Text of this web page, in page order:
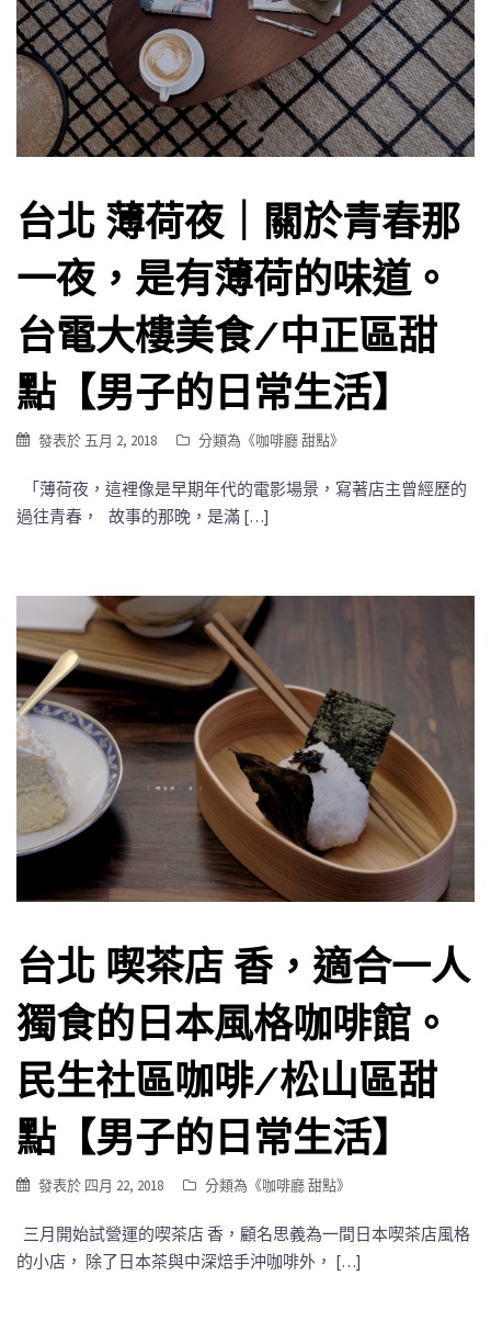
台北 薄荷夜｜關於青春那
一夜，是有薄荷的味道。
台電大樓美食/中正區甜
點【男子的日常生活】
發表於 五月 2, 2018 分類為《咖啡廳 甜點》
「薄荷夜，這裡像是早期年代的電影場景，寫著店主曾經歷的
過往青春， 故事的那晚，是滿 […]
台北 喫茶店 香，適合一人
獨食的日本風格咖啡館。
民生社區咖啡/松山區甜
點【男子的日常生活】
發表於 四月 22, 2018 分類為《咖啡廳 甜點》
三月開始試營運的喫茶店 香，顧名思義為一間日本喫茶店風格
的小店， 除了日本茶與中深焙手沖咖啡外， […]